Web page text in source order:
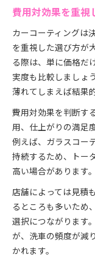
費用対効果を重視
カーコーティングは
を重視した選び方が
る際は、単に価格だ
実度も比較しましょ
薄れてしまえば結果
費用対効果を判断す
用、仕上がりの満足
例えば、ガラスコー
持続するため、トー
高い場合があります。
店舗によっては見積
るところも多いため
選択につながります
が、洗車の頻度が減
かれます。